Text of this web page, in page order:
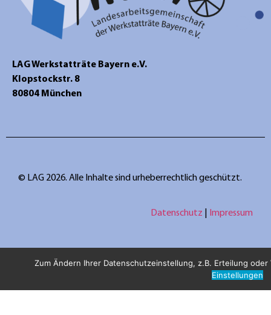
LAG Werkstatträte Bayern e.V.
Klopstockstr. 8
80804 München
© LAG 2026. Alle Inhalte sind urheberrechtlich geschützt.
Datenschutz Impressum
Zum Ändern Ihrer Datenschutzeinstellung, z.B. Erteilung
Einstellungen